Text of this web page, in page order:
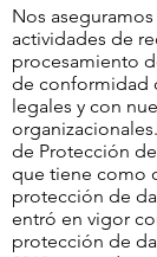
Nos
actividades de
procesamiento
de conformidad
legales y con
de Protección de
que tiene como
protección de
entró en vigor
protección de